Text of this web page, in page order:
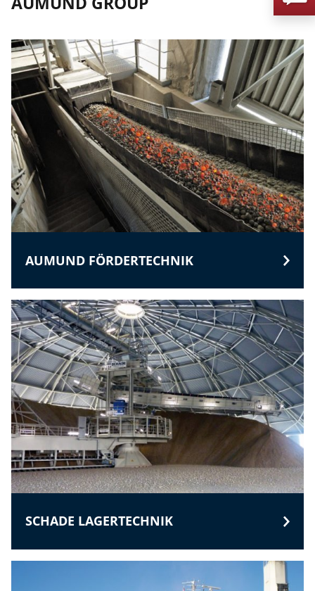
AUMUND FÖRDERTECHNIK
SCHADE LAGERTECHNIK